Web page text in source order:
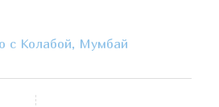
с Колабой, Мумбай